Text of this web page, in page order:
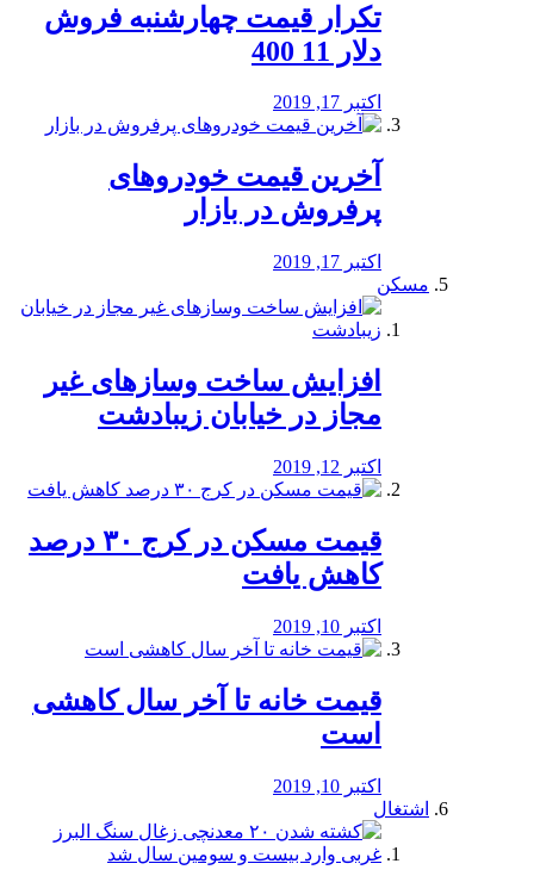
تکرار قیمت چهارشنبه فروش
دلار 11 400
اکتبر 17, 2019
آخرین قیمت خودرو‌های
پرفروش در بازار
اکتبر 17, 2019
مسکن
افزایش ساخت وسازهای غیر
مجاز در خیابان زیبادشت
اکتبر 12, 2019
️قیمت مسکن در کرج ۳۰ درصد
کاهش یافت
اکتبر 10, 2019
قیمت خانه تا آخر سال کاهشی
است
اکتبر 10, 2019
اشتغال